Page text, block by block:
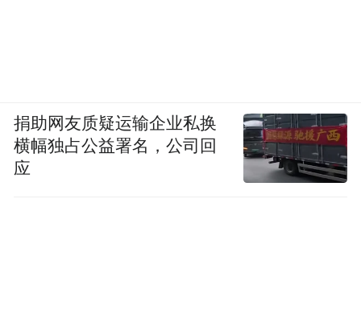
捐助网友质疑运输企业私换
横幅独占公益署名，公司回
应